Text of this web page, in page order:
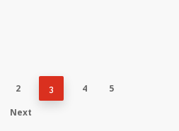
2 3 4
5
Next